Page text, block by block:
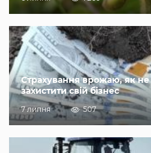
Страхування врожаю, як не
захистити свій бізнес
7 липня 507